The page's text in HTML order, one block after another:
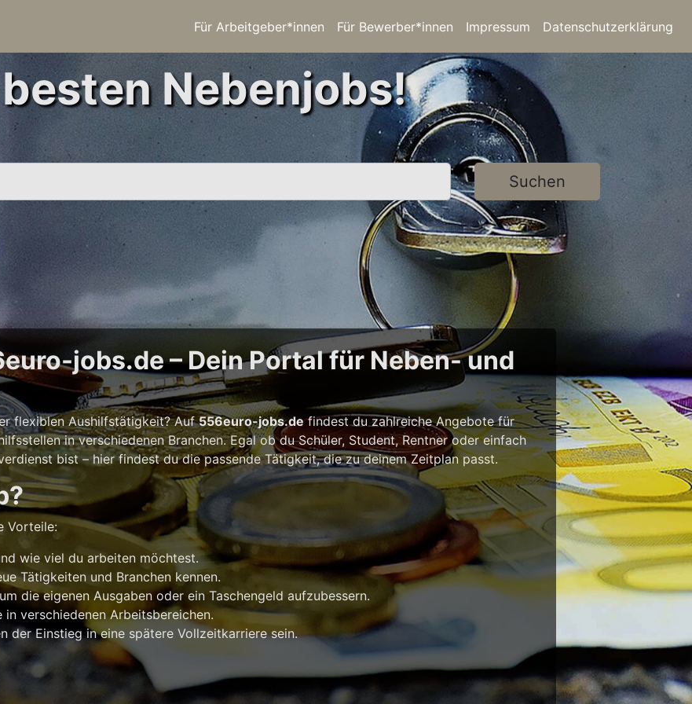
Für Arbeitgeber*innen Für Bewerber*innen Impressum Datenschutzerklärung
Nebenjobs!
Suchen
jobs.de – Dein Portal für Neben- und
flexiblen Aushilfstätigkeit? Auf556euro-jobs.defindest du zahlreiche Angebote für
in verschiedenen Branchen. Egal ob du Schüler, Student, Rentner oder einfach
bist – hier findest du die passende Tätigkeit, die zu deinem Zeitplan passt.
Vorteile:
wie viel du arbeiten möchtest.
Tätigkeiten und Branchen kennen.
die eigenen Ausgaben oder ein Taschengeld aufzubessern.
in verschiedenen Arbeitsbereichen.
der Einstieg in eine spätere Vollzeitkarriere sein.